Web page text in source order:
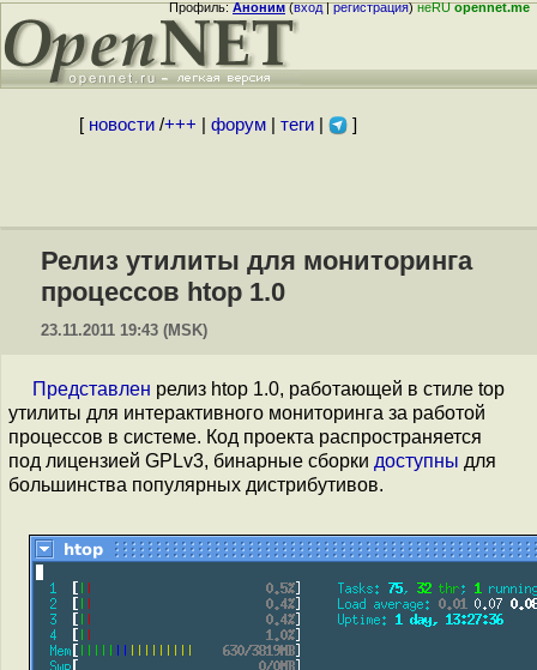
Профиль:Аноним(вход|регистрация)неRUopennet.me
[ новости/+++ форум| теги| ]
Релиз утилиты для мониторинга
процессов htop 1.0
23.11.2011 19:43 (MSK)
Представлен релиз htop 1.0, работающей в стиле top
утилиты для интерактивного мониторинга за работой
процессов в системе. Код проекта распространяется
под лицензией GPLv3, бинарные сборки доступны для
большинства популярных дистрибутивов.